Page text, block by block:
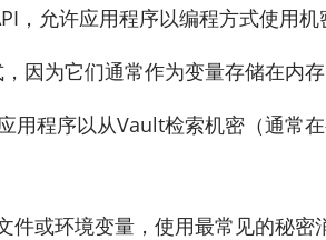
，允许应用程序以编程方式使用
因为它们通常作为变量存储在内
程序以从Vault检索机密（通常在
或环境变量，使用最常见的秘密